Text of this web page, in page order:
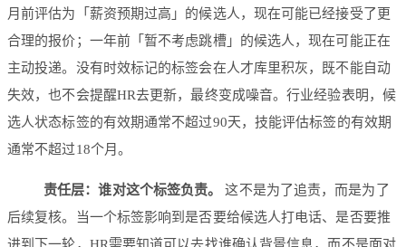
月前评估为「薪资预期过高」的候选人，现在可能已经接受了更
合理的报价；一年前「暂不考虑跳槽」的候选人，现在可能正在
主动投递。没有时效标记的标签会在人才库里积灰，既不能自动
失效，也不会提醒HR去更新，最终变成噪音。行业经验表明，候
选人状态标签的有效期通常不超过90天，技能评估标签的有效期
通常不超过18个月。
责任层：谁对这个标签负责。
这不是为了追责，而是为了
后续复核。当一个标签影响到是否要给候选人打电话、是否要推